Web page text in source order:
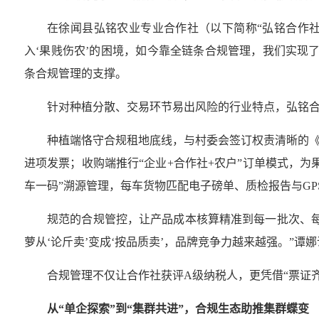
在徐闻县弘铭农业专业合作社（以下简称“弘铭合作
入‘果贱伤农’的困境，如今靠全链条合规管理，我们实现
条合规管理的支撑。
针对种植分散、交易环节易出风险的行业特点，弘铭
种植端恪守合规租地底线，与村委会签订权责清晰的
进项发票；收购端推行“企业+合作社+农户”订单模式，为
车一码”溯源管理，每车货物匹配电子磅单、质检报告与
规范的合规管控，让产品成本核算精准到每一批次
萝从‘论斤卖’变成‘按品质卖’，品牌竞争力越来越强。 ”谭
合规管理不仅让合作社获评A级纳税人，更凭借“票证
从“单企探索”到“集群共进”，合规生态助推集群蝶变